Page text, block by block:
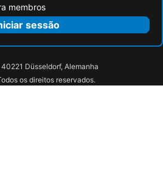
Hotel Paraty
Viverdi Hotel
Club Med Lake Paradise - Sao Paulo
membros
sessão
Düsseldorf, Alemanha
os direitos reservados.